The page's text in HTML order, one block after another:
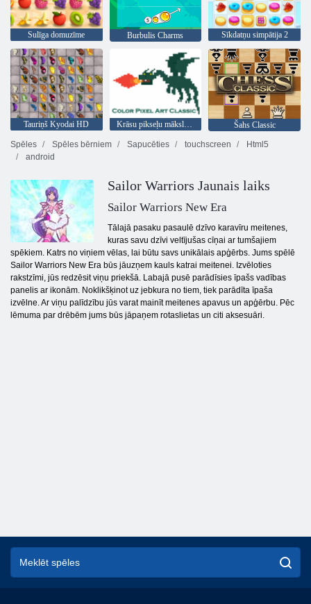
Sulīga domuzīme Burbulis Charms Sīkdatņu simpātija 2
Tauriņš Kyodai HD Krāsu pikseļu mākslas klasika
Šahs Classic
Spēles
Spēles bērniem Sapucēties touchscreen
Html5
android
Sailor Warriors Jaunais laiks
Sailor Warriors New Era
Tālajā pasaku pasaulē dzīvo karavīru meitenes,
kuras savu dzīvi veltījušas cīņai ar tumšajiem
spēkiem. Katrs no viņiem vēlas, lai būtu savs unikālais apģērbs. Jums spēlē
Sailor Warriors New Era būs jāuzņem kauls katrai meitenei. Izvēloties
rakstzīmi, jūs redzēsit viņu priekšā. Labajā pusē parādīsies īpašs vadības
panelis ar ikonām. Noklikšķinot uz jebkura no tiem, tiek parādīta īpaša
izvēlne. Ar viņu palīdzību jūs varat mainīt meitenes apavus un apģērbu. Pēc
lēmuma par drēbēm jums būs jāpaņem rotaslietas un citi aksesuāri.